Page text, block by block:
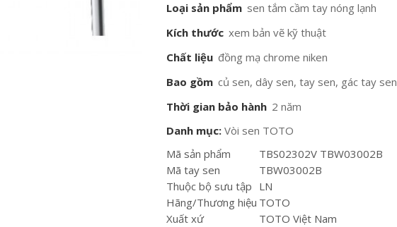
Loại sản phẩm sen tắm cầm tay nóng lạnh
Kích thước xem bản vẽ kỹ thuật
Chất liệu đồng mạ chrome niken
Bao gồm củ sen, dây sen, tay sen, gác tay sen
Thời gian bảo hành 2 năm
Danh mục: Vòi sen TOTO
Mã sản phẩm
TBS02302V TBW03002B
Mã tay sen
TBW03002B
Thuộc bộ sưu tập LN
Hãng/Thương hiệu TOTO
Xuất xứ
TOTO Việt Nam